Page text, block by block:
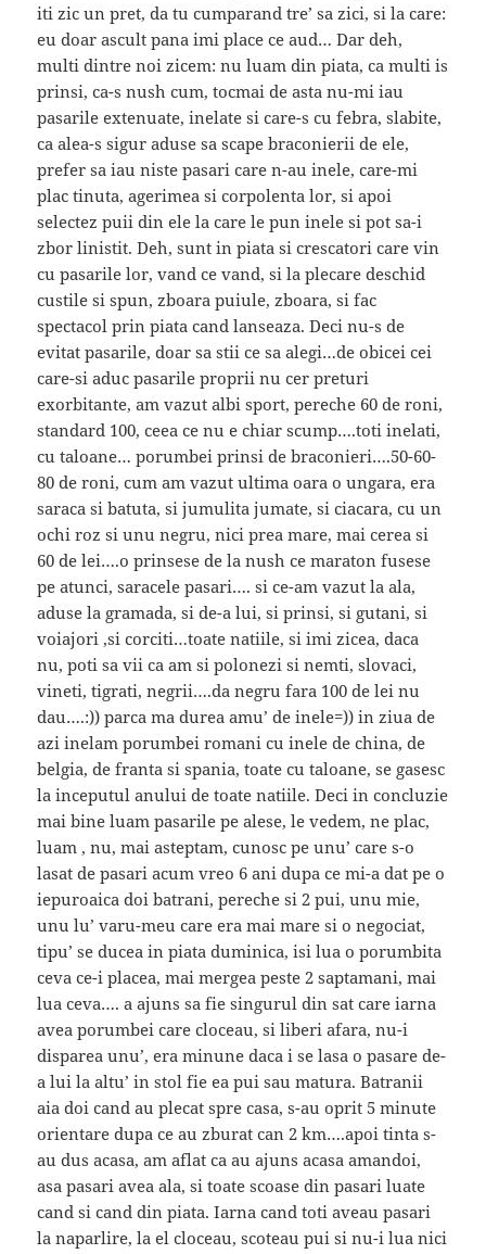
iti zic un pret, da tu cumparand tre’ sa zici, si la care:
eu doar ascult pana imi place ce aud… Dar deh,
multi dintre noi zicem: nu luam din piata, ca multi is
prinsi, ca-s nush cum, tocmai de asta nu-mi iau
pasarile extenuate, inelate si care-s cu febra, slabite,
ca alea-s sigur aduse sa scape braconierii de ele,
prefer sa iau niste pasari care n-au inele, care-mi
plac tinuta, agerimea si corpolenta lor, si apoi
selectez puii din ele la care le pun inele si pot sa-i
zbor linistit. Deh, sunt in piata si crescatori care vin
cu pasarile lor, vand ce vand, si la plecare deschid
custile si spun, zboara puiule, zboara, si fac
spectacol prin piata cand lanseaza. Deci nu-s de
evitat pasarile, doar sa stii ce sa alegi…de obicei cei
care-si aduc pasarile proprii nu cer preturi
exorbitante, am vazut albi sport, pereche 60 de roni,
standard 100, ceea ce nu e chiar scump….toti inelati,
cu taloane… porumbei prinsi de braconieri….50-60-
80 de roni, cum am vazut ultima oara o ungara, era
saraca si batuta, si jumulita jumate, si ciacara, cu un
ochi roz si unu negru, nici prea mare, mai cerea si
60 de lei….o prinsese de la nush ce maraton fusese
pe atunci, saracele pasari…. si ce-am vazut la ala,
aduse la gramada, si de-a lui, si prinsi, si gutani, si
voiajori ,si corciti…toate natiile, si imi zicea, daca
nu, poti sa vii ca am si polonezi si nemti, slovaci,
vineti, tigrati, negrii….da negru fara 100 de lei nu
dau….:)) parca ma durea amu’ de inele=)) in ziua de
azi inelam porumbei romani cu inele de china, de
belgia, de franta si spania, toate cu taloane, se gasesc
la inceputul anului de toate natiile. Deci in concluzie
mai bine luam pasarile pe alese, le vedem, ne plac,
luam , nu, mai asteptam, cunosc pe unu’ care s-o
lasat de pasari acum vreo 6 ani dupa ce mi-a dat pe o
iepuroaica doi batrani, pereche si 2 pui, unu mie,
unu lu’ varu-meu care era mai mare si o negociat,
tipu’ se ducea in piata duminica, isi lua o porumbita
ceva ce-i placea, mai mergea peste 2 saptamani, mai
lua ceva…. a ajuns sa fie singurul din sat care iarna
avea porumbei care cloceau, si liberi afara, nu-i
disparea unu’, era minune daca i se lasa o pasare de-
a lui la altu’ in stol fie ea pui sau matura. Batranii
aia doi cand au plecat spre casa, s-au oprit 5 minute
orientare dupa ce au zburat can 2 km….apoi tinta s-
au dus acasa, am aflat ca au ajuns acasa amandoi,
asa pasari avea ala, si toate scoase din pasari luate
cand si cand din piata. Iarna cand toti aveau pasari
la naparlire, la el cloceau, scoteau pui si nu-i lua nici